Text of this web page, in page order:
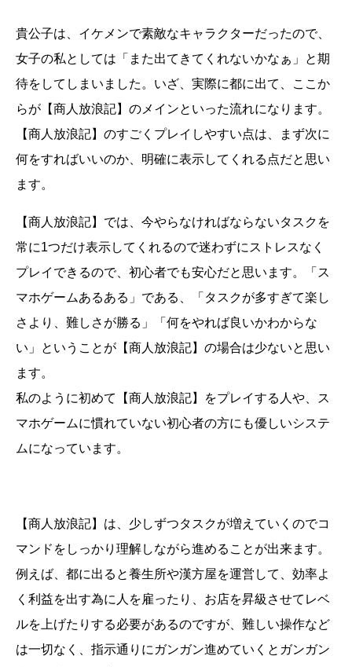
貴公子は、イケメンで素敵なキャラクターだったので、
女子の私としては「また出てきてくれないかなぁ」と期
待をしてしまいました。いざ、実際に都に出て、ここか
らが【商人放浪記】のメインといった流れになります。
【商人放浪記】のすごくプレイしやすい点は、まず次に
何をすればいいのか、明確に表示してくれる点だと思い
ます。
【商人放浪記】では、今やらなければならないタスクを
常に1つだけ表示してくれるので迷わずにストレスなく
プレイできるので、初心者でも安心だと思います。「ス
マホゲームあるある」である、「タスクが多すぎて楽し
さより、難しさが勝る」「何をやれば良いかわからな
い」ということが【商人放浪記】の場合は少ないと思い
ます。
私のように初めて【商人放浪記】をプレイする人や、ス
マホゲームに慣れていない初心者の方にも優しいシステ
ムになっています。
【商人放浪記】は、少しずつタスクが増えていくのでコ
マンドをしっかり理解しながら進めることが出来ます。
例えば、都に出ると養生所や漢方屋を運営して、効率よ
く利益を出す為に人を雇ったり、お店を昇級させてレベ
ルを上げたりする必要があるのですが、難しい操作など
は一切なく、指示通りにガンガン進めていくとガンガン